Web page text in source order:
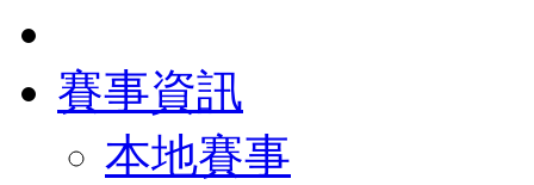
賽事資訊
本地賽事